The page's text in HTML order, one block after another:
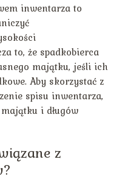
inwentarza to
to, że spadkobierca
majątku, jeśli ich
Aby skorzystać z
spisu inwentarza,
i długów
z